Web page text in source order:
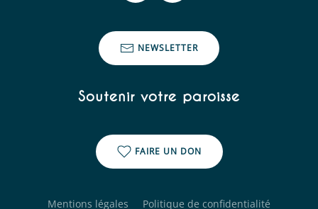
NEWSLETTER
Soutenir votre paroisse
FAIRE UN DON
Mentions légales Politique de confidentialité